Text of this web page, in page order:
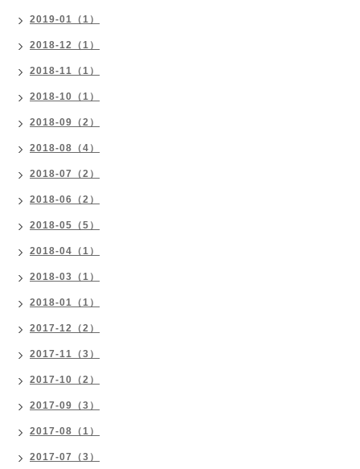
2019-01（1）
2018-12（1）
2018-11（1）
2018-10（1）
2018-09（2）
2018-08（4）
2018-07（2）
2018-06（2）
2018-05（5）
2018-04（1）
2018-03（1）
2018-01（1）
2017-12（2）
2017-11（3）
2017-10（2）
2017-09（3）
2017-08（1）
2017-07（3）